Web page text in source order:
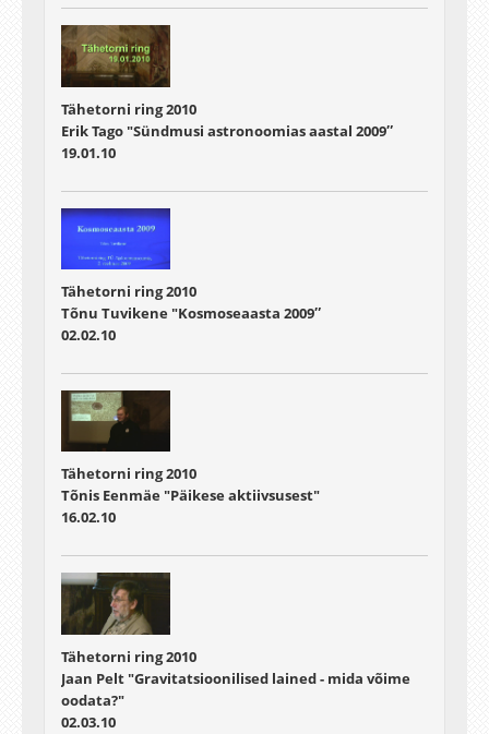
Tähetorni ring 2010
Erik Tago "Sündmusi astronoomias aastal 2009″
19.01.10
Tähetorni ring 2010
Tõnu Tuvikene "Kosmoseaasta 2009″
02.02.10
Tähetorni ring 2010
Tõnis Eenmäe "Päikese aktiivsusest"
16.02.10
Tähetorni ring 2010
Jaan Pelt "Gravitatsioonilised lained - mida võime
oodata?"
02.03.10